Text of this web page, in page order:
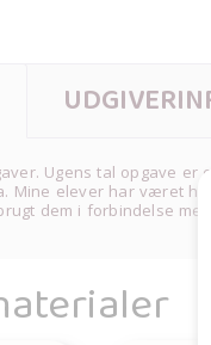
Ugens tal opgave
Mine elever har været
dem i forbindelse